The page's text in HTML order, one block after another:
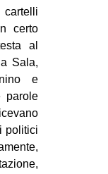
certo
al
Sala,
e
parole
politici